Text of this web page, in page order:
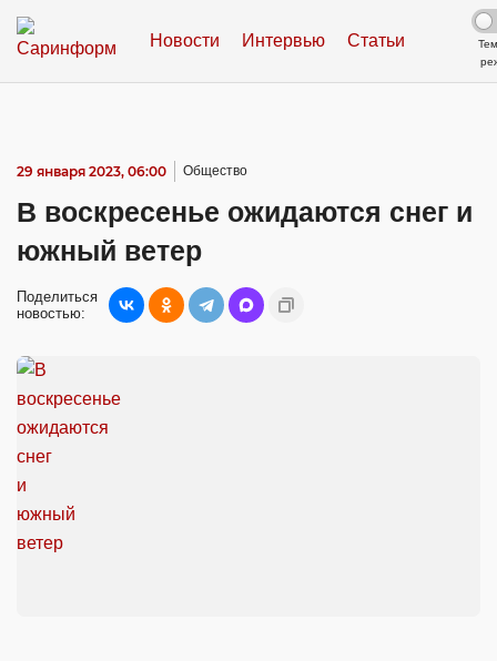
Новости Интервью Статьи
29 января 2023, 06:00 Общество
В воскресенье ожидаются снег и
южный ветер
Поделиться
новостью: